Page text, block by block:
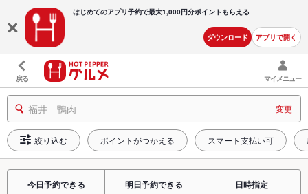
はじめてのアプリ予約で最大1,000円分ポイントもらえる
ダウンロード アプリで開く
戻る マイメニュー
福井 鴨肉 変更
絞り込む ポイントがつかえる スマート支払い可
今日予約できる 明日予約できる 日時指定